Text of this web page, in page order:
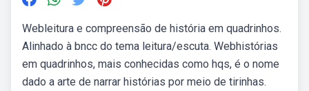
Webleitura e compreensão de história em quadrinhos.
Alinhado à bncc do tema leitura/escuta. Webhistórias
em quadrinhos, mais conhecidas como hqs, é o nome
dado a arte de narrar histórias por meio de tirinhas.